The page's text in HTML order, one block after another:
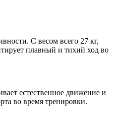
С весом всего 27 кг,
плавный и тихий ход во
естественное движение и
во время тренировки.